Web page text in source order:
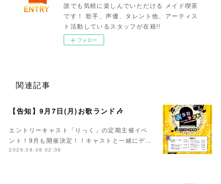
誰でも気軽に楽しんでいただける メイド喫茶
です！ 歌手、声優、タレント他、アーティス
ト活動しているスタッフが在籍!!
フォロー
関連記事
【告知】9月7日(月)お歌ランド🎶
エントリーキャスト「りっく」の定期主催イベ
ント！9月も開催決定！！キャストと一緒にデ…
2026.08.08 02:06